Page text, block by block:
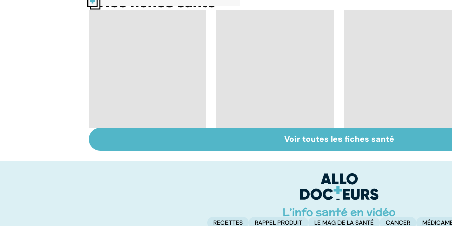
bonnes résolutions
BPCO, la bronchite du
fumeur
Les méthodes qui
fonctionnent
Voir toutes les fiches santé
RECETTES RAPPEL PRODUIT LE MAG DE LA SANTÉ CANCER